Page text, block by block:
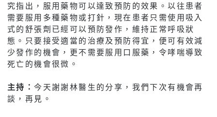
究指出，服用藥物可以達致預防的效果。以往患者
需要服用多種藥物或打針，現在患者只需使用吸入
式的舒張劑已經可以預防發作，維持正常呼吸狀
態。只要接受適當的治療及預防得宜，便可有效減
少發作的機會，更不需要服用口服藥，令哮喘導致
死亡的機會很微。
主持：今天謝謝林醫生的分享，我們下次有機會再
談，再見。